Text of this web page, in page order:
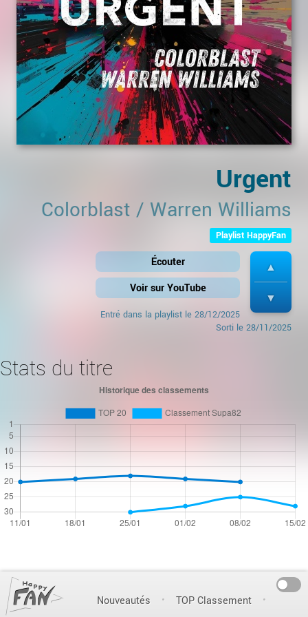
Urgent
Colorblast / Warren Williams
Playlist HappyFan
Écouter
Voir sur YouTube
Entré dans la playlist le 28/12/2025
Sorti le 28/11/2025
Stats du titre
Nouveautés TOP Classement
On